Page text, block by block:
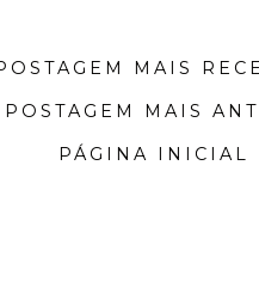
MAIS
POSTAGEM MAIS
PÁGINA INICIAL